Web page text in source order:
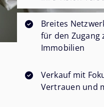
Breites
für den Zugang
Immobilien
Verkauf mit
Vertrauen und